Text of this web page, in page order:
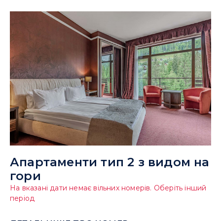
Апартаменти тип 2 з видом на
гори
На вказані дати немає вільних номерів. Оберіть інший
період